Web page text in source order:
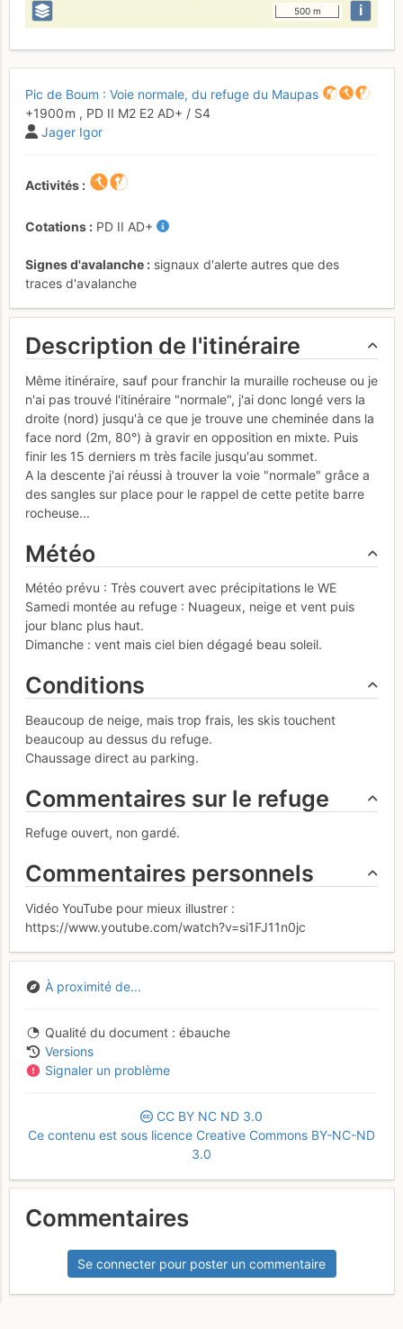
500 m i
Pic de Boum : Voie normale, du refuge du Maupas
+1900 m , PD II M2 E2 AD+ / S4
Jager Igor
Activités
Cotations PD II AD+
Signes d'avalanche
signaux d'alerte autres que des
traces d'avalanche
Description de l'itinéraire
Même itinéraire, sauf pour franchir la muraille rocheuse ou je
n'ai pas trouvé l'itinéraire "normale", j'ai donc longé vers la
droite (nord) jusqu'à ce que je trouve une cheminée dans la
face nord (2m, 80°) à gravir en opposition en mixte. Puis
finir les 15 derniers m très facile jusqu'au sommet.
A la descente j'ai réussi à trouver la voie "normale" grâce a
des sangles sur place pour le rappel de cette petite barre
rocheuse...
Météo
Météo prévu : Très couvert avec précipitations le WE
Samedi montée au refuge : Nuageux, neige et vent puis
jour blanc plus haut.
Dimanche : vent mais ciel bien dégagé beau soleil.
Conditions
Beaucoup de neige, mais trop frais, les skis touchent
beaucoup au dessus du refuge.
Chaussage direct au parking.
Commentaires sur le refuge
Refuge ouvert, non gardé.
Commentaires personnels
Vidéo YouTube pour mieux illustrer :
https://www.youtube.com/watch?v=si1FJ11n0jc
À proximité de...
Qualité du document
ébauche
Versions
Signaler un problème
CC BY NC ND 3.0
Ce contenu est sous licence Creative Commons BY-NC-ND
3.0
Commentaires
Se connecter pour poster un commentaire